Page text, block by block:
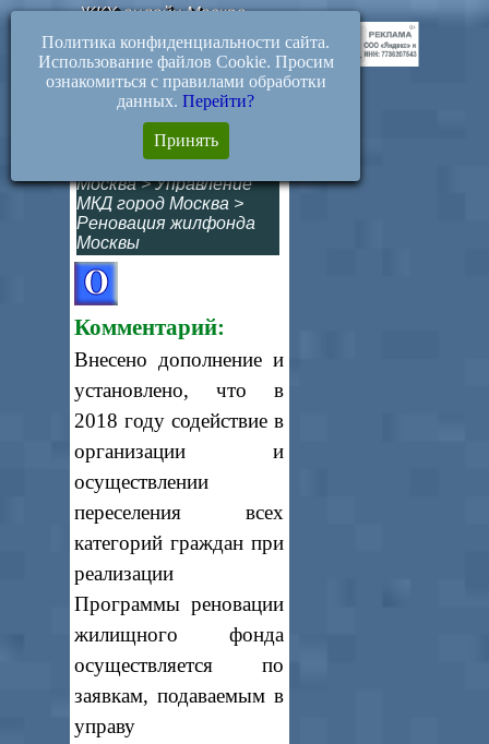
ЖКХ-онлайн.Москва
577-ПП. Переселение
граждан по заявкам.
Москва>Управление
МКД город Москва >
Реновация жилфонда
Москвы
Комментарий:
Внесено дополнение и
установлено, что в
2018 году содействие в
организации и
осуществлении
переселения всех
категорий граждан при
реализации
Программы реновации
жилищного фонда
осуществляется по
заявкам, подаваемым в
управу
Политика конфиденциальности сайта.
Использование файлов Cookie. Просим
ознакомиться с правилами обработки
данных. Перейти?
Принять